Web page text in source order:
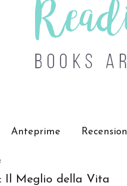
Anteprime
Il Meglio della Vita